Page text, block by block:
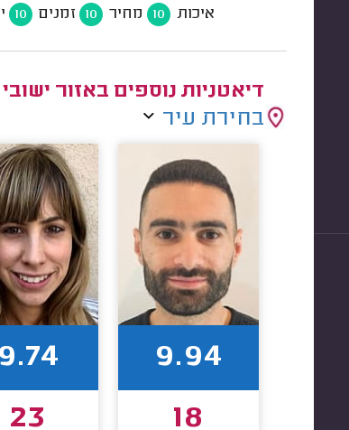
איכות 10 מחיר 10 זמנים 10
דיאטניות נוספים באזור
בחירת עיר
9.94
18
9.74
23